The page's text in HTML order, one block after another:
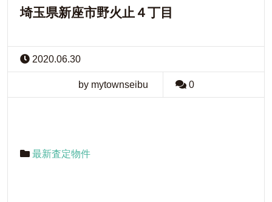
埼玉県新座市野火止４丁目
2020.06.30
by mytownseibu 0
最新査定物件